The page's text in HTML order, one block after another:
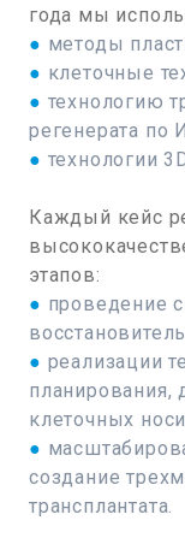
года мы
● методы
● клеточные
● технологию
регенерата по
● технологии
Каждый кейс
этапов:
● проведение
● реализации
планирования,
клеточных
●
создание
трансплантата.